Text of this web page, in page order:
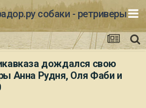
собаки - ретриверы
дождался свою
Анна Рудня, Оля Фаби и